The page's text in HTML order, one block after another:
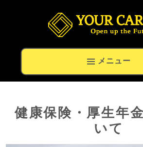
留学生の就職と高度外国人材の転職
メニュー
健康保険・厚生年
いて